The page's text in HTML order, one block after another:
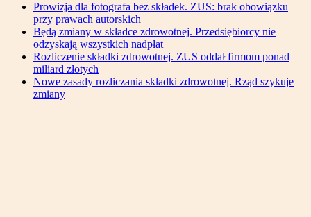
Prowizja dla fotografa bez składek. ZUS: brak obowiązku
przy prawach autorskich
Będą zmiany w składce zdrowotnej. Przedsiębiorcy nie
odzyskają wszystkich nadpłat
Rozliczenie składki zdrowotnej. ZUS oddał firmom ponad
miliard złotych
Nowe zasady rozliczania składki zdrowotnej. Rząd szykuje
zmiany